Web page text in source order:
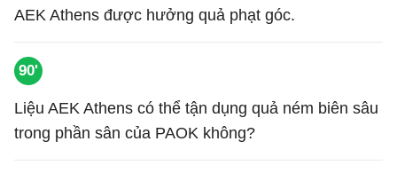
AEK Athens được hưởng quả phạt góc.
90'
Liệu AEK Athens có thể tận dụng quả ném biên sâu
trong phần sân của PAOK không?